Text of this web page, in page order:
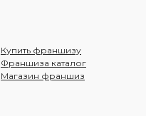
Купить франшизу
Франшиза каталог
Магазин франшиз